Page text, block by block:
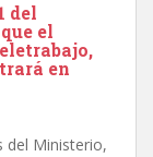
del
el
en
del Ministerio,